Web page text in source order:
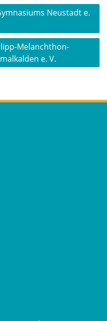
Neustadt e.
Melanchthon-
e. V.